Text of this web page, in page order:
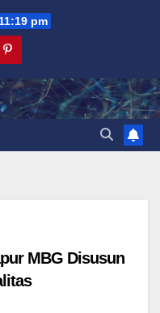
11:19 pm
MBG Disusun